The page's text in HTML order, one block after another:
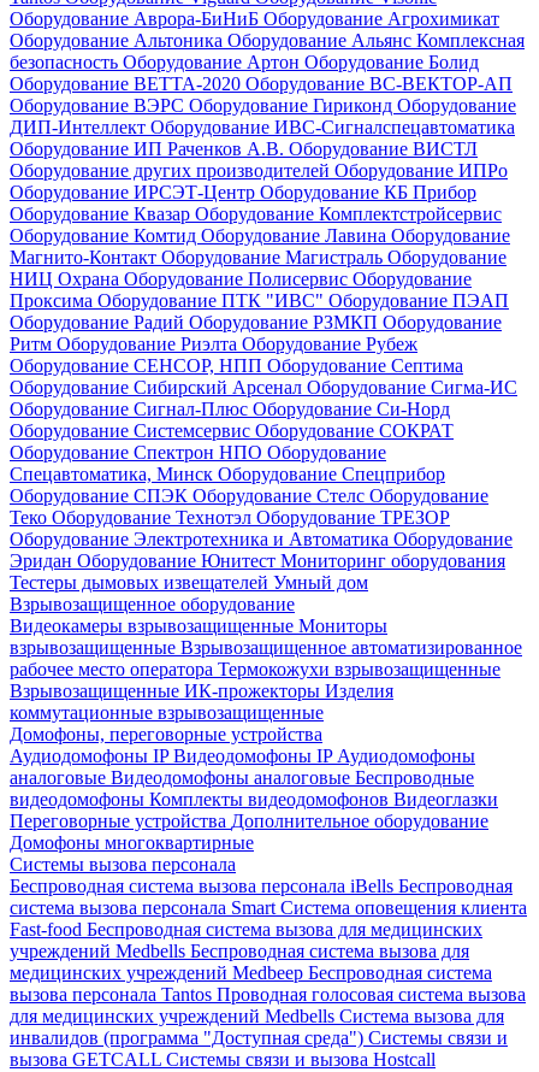
Оборудование Аврора-БиНиБ Оборудование Агрохимикат
Оборудование Альтоника Оборудование Альянс Комплексная
безопасность Оборудование Артон Оборудование Болид
Оборудование ВЕТТА-2020 Оборудование ВС-ВЕКТОР-АП
Оборудование ВЭРС Оборудование Гириконд Оборудование
ДИП-Интеллект Оборудование ИВС-Сигналспецавтоматика
Оборудование ИП Раченков А.В. Оборудование ВИСТЛ
Оборудование других производителей Оборудование ИПРо
Оборудование ИРСЭТ-Центр Оборудование КБ Прибор
Оборудование Квазар Оборудование Комплектстройсервис
Оборудование Комтид Оборудование Лавина Оборудование
Магнито-Контакт Оборудование Магистраль Оборудование
НИЦ Охрана Оборудование Полисервис Оборудование
Проксима Оборудование ПТК "ИВС" Оборудование ПЭАП
Оборудование Радий Оборудование РЗМКП Оборудование
Ритм Оборудование Риэлта Оборудование Рубеж
Оборудование СЕНСОР, НПП Оборудование Септима
Оборудование Сибирский Арсенал Оборудование Сигма-ИС
Оборудование Сигнал-Плюс Оборудование Си-Норд
Оборудование Системсервис Оборудование СОКРАТ
Оборудование Спектрон НПО Оборудование
Спецавтоматика, Минск Оборудование Спецприбор
Оборудование СПЭК Оборудование Стелс Оборудование
Теко Оборудование Технотэл Оборудование ТРЕЗОР
Оборудование Электротехника и Автоматика Оборудование
Эридан Оборудование Юнитест Мониторинг оборудования
Тестеры дымовых извещателей Умный дом
Взрывозащищенное оборудование
Видеокамеры взрывозащищенные Мониторы
взрывозащищенные Взрывозащищенное автоматизированное
рабочее место оператора Термокожухи взрывозащищенные
Взрывозащищенные ИК-прожекторы Изделия
коммутационные взрывозащищенные
Домофоны, переговорные устройства
Аудиодомофоны IPВидеодомофоны IP Аудиодомофоны
аналоговые Видеодомофоны аналоговые Беспроводные
видеодомофоны Комплекты видеодомофонов Видеоглазки
Переговорные устройства Дополнительное оборудование
Домофоны многоквартирные
Системы вызова персонала
Беспроводная система вызова персонала iBells Беспроводная
система вызова персонала Smart Система оповещения клиента
Fast-food Беспроводная система вызова для медицинских
учреждений Medbells Беспроводная система вызова для
медицинских учреждений Medbeep Беспроводная система
вызова персонала Tantos Проводная голосовая система вызова
для медицинских учреждений Medbells Система вызова для
инвалидов (программа "Доступная среда") Системы связи и
вызова GETCALL Системы связи и вызова Hostcall